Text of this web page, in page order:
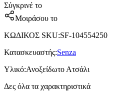
Σύγκρινέ το
Μοιράσου το
ΚΩΔΙΚΟΣ SKU:SF-104554250
Κατασκευαστής:Senza
Υλικό:Ανοξείδωτο Ατσάλι
Δες όλα τα χαρακτηριστικά